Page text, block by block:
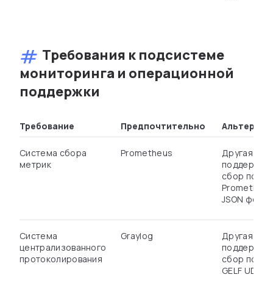
Требования к подсистеме
мониторинга и операционной
поддержки
Требование Предпочтительно
Система сбора
метрик
Prometheus
Другая
сбор по
JSON
Система
централизованного
протоколирования
Graylog
Другая
сбор по
GELF UDP